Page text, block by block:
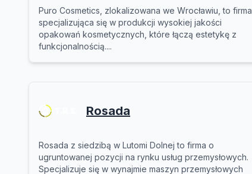
Puro Cosmetics, zlokalizowana we Wrocławiu, to firma
specjalizująca się w produkcji wysokiej jakości
opakowań kosmetycznych, które łączą estetykę z
funkcjonalnością....
Rosada
Rosada z siedzibą w Lutomi Dolnej to firma o
ugruntowanej pozycji na rynku usług przemysłowych.
Specjalizuje się w wynajmie maszyn przemysłowych